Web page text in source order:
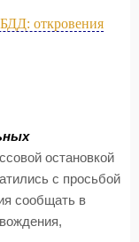
откровения
остановкой
с просьбой
сообщать в